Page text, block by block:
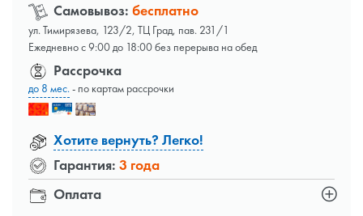
Самовывоз: бесплатно
ул. Тимирязева, 123/2, ТЦ Град, пав. 231/1
Ежедневно с 9:00 до 18:00 без перерыва на обед
Оплата
Рассрочка
до 8 мес.- по картам рассрочки
Хотите вернуть? Легко!
Гарантия: 3 года